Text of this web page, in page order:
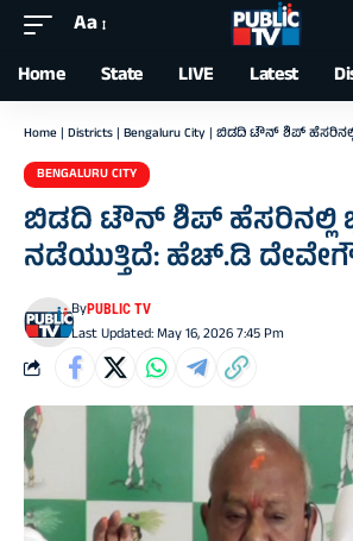
Font
Resizer
Aa
Home State LIVE Latest
Home | Districts | Bengaluru City | ಬಿಡದಿ ಟೌನ್ ಶಿಪ್ ಹೆಸರಿನಲ್ಲಿ ಭೂ
BENGALURU CITY
ಬಿಡದಿ ಟೌನ್ ಶಿಪ್ ಹೆಸರಿನಲ್ಲಿ
ನಡೆಯುತ್ತಿದೆ: ಹೆಚ್.ಡಿ
Last Updated: May 16, 2026 7:45 Pm
ByPUBLIC TV